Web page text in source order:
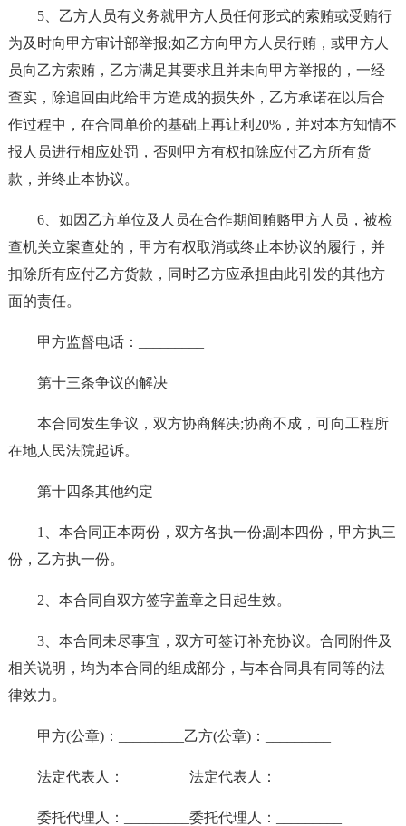
5、乙方人员有义务就甲方人员任何形式的索贿或受贿行
为及时向甲方审计部举报;如乙方向甲方人员行贿，或甲方人
员向乙方索贿，乙方满足其要求且并未向甲方举报的，一经
查实，除追回由此给甲方造成的损失外，乙方承诺在以后合
作过程中，在合同单价的基础上再让利20%，并对本方知情不
报人员进行相应处罚，否则甲方有权扣除应付乙方所有货
款，并终止本协议。
6、如因乙方单位及人员在合作期间贿赂甲方人员，被检
查机关立案查处的，甲方有权取消或终止本协议的履行，并
扣除所有应付乙方货款，同时乙方应承担由此引发的其他方
面的责任。
甲方监督电话：_________
第十三条争议的解决
本合同发生争议，双方协商解决;协商不成，可向工程所
在地人民法院起诉。
第十四条其他约定
1、本合同正本两份，双方各执一份;副本四份，甲方执三
份，乙方执一份。
2、本合同自双方签字盖章之日起生效。
3、本合同未尽事宜，双方可签订补充协议。合同附件及
相关说明，均为本合同的组成部分，与本合同具有同等的法
律效力。
甲方(公章)：_________乙方(公章)：_________
法定代表人：_________法定代表人：_________
委托代理人：_________委托代理人：_________